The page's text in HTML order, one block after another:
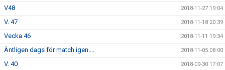
V48 2018-11-27 19:04
V. 47 2018-11-18 20:39
Vecka 46 2018-11-11 19:34
Äntligen dags för match igen.... 2018-11-05 08:00
V. 40 2018-09-30 17:07